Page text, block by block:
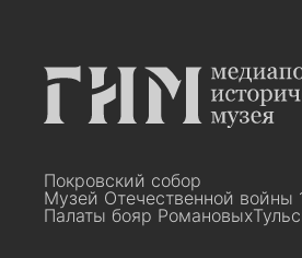
Покровский собор
Музей Отечественной войны
Палаты бояр Романовых